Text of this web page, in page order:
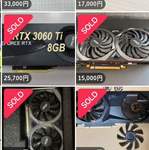
33,000円 17,000円
25,700円 15,000円